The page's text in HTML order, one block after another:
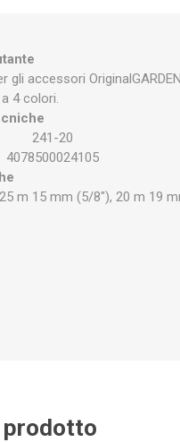
accessori
4 colori.
241-20
4078500024105
m 15 mm (5/8"), 20 m 19
prodotto